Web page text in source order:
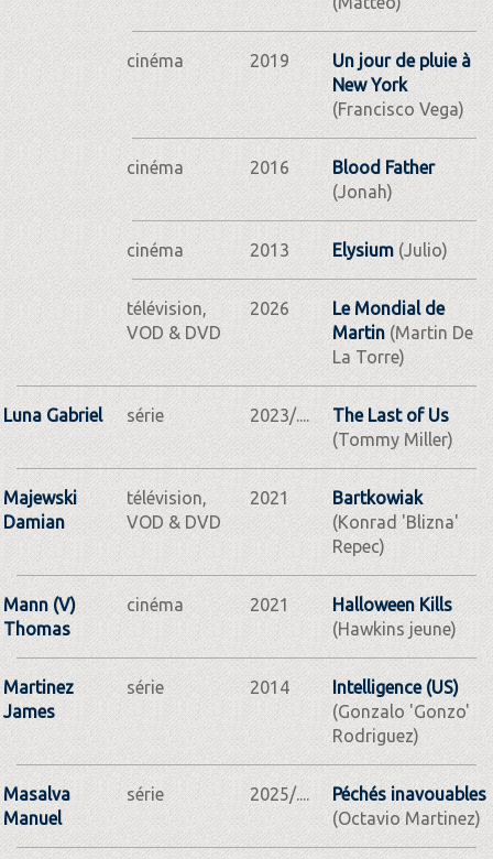
cinéma 2019
Un jour de pluie à
New York
(Francisco Vega)
cinéma 2016
Blood Father
(Jonah)
cinéma 2013 Elysium(Julio)
télévision,
VOD & DVD
2026
Le Mondial de
Martin(Martin De
La Torre)
Luna Gabriel série 2023/....
The Last of Us
(Tommy Miller)
Majewski
Damian
télévision,
VOD & DVD
2021
Bartkowiak
(Konrad 'Blizna'
Repec)
Mann (V)
Thomas
cinéma 2021
Halloween Kills
(Hawkins jeune)
Martinez
James
série 2014
Intelligence (US)
(Gonzalo 'Gonzo'
Rodriguez)
Masalva
Manuel
série 2025/....
Péchés inavouables
(Octavio Martinez)